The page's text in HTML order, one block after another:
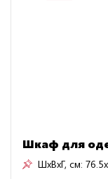
Шкаф для
ШxВxГ, см: